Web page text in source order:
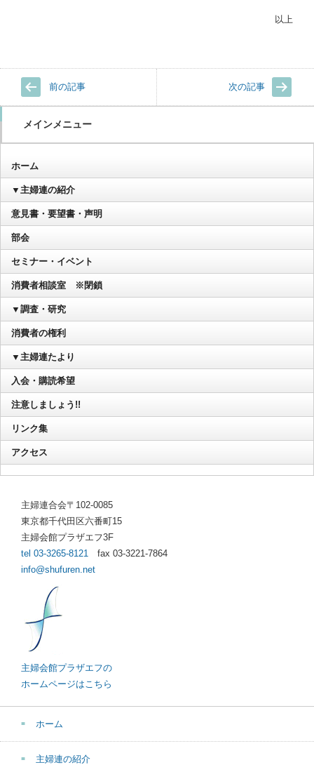
以上
前の記事 次の記事
メインメニュー
ホーム
▼主婦連の紹介
意見書・要望書・声明
部会
セミナー・イベント
消費者相談室 ※閉鎖
▼調査・研究
消費者の権利
▼主婦連たより
入会・購読希望
注意しましょう!!
リンク集
アクセス
主婦連合会〒102-0085
東京都千代田区六番町15
主婦会館プラザエフ3F
tel 03-3265-8121 fax 03-3221-7864
info@shufuren.net
主婦会館プラザエフの
ホームページはこちら
ホーム
主婦連の紹介